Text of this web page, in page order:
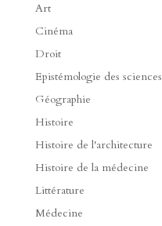
Art
Cinéma
Droit
Epistémologie des sciences
Géographie
Histoire
Histoire de l'architecture
Histoire de la médecine
Littérature
Médecine